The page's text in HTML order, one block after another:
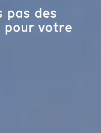
pas des
votre